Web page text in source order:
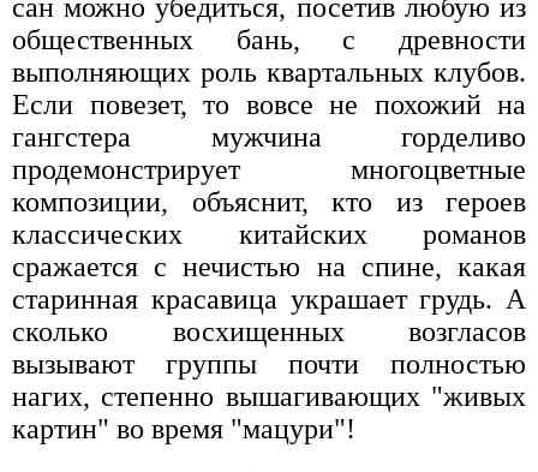
сан можно убедиться, посетив любую из
общественных бань, с древности
выполняющих роль квартальных клубов.
Если повезет, то вовсе не похожий на
гангстера мужчина горделиво
продемонстрирует многоцветные
композиции, объяснит, кто из героев
классических китайских романов
сражается с нечистью на спине, какая
старинная красавица украшает грудь. А
сколько восхищенных возгласов
вызывают группы почти полностью
нагих, степенно вышагивающих "живых
картин" во время "мацури"!